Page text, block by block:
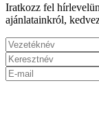
Iratkozz fel
ajánlatainkról,